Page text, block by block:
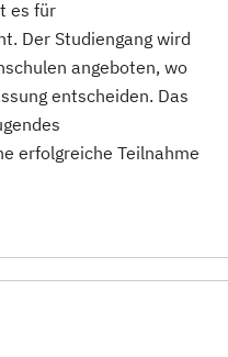
es für
Der Studiengang wird
angeboten, wo
entscheiden. Das
erfolgreiche Teilnahme